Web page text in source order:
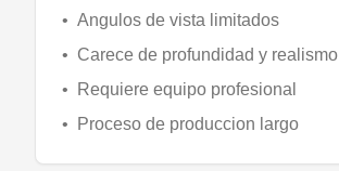
• Angulos de vista limitados
• Carece de profundidad y realismo
•
Requiere equipo profesional
•
Proceso de produccion largo